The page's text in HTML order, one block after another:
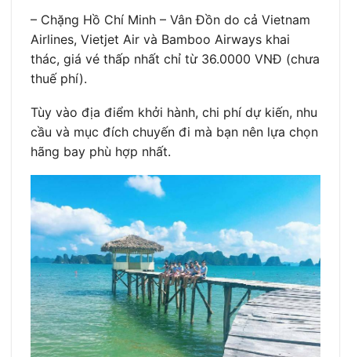
– Chặng Hồ Chí Minh – Vân Đồn do cả Vietnam
Airlines, Vietjet Air và Bamboo Airways khai
thác, giá vé thấp nhất chỉ từ 36.0000 VNĐ (chưa
thuế phí).
Tùy vào địa điểm khởi hành, chi phí dự kiến, nhu
cầu và mục đích chuyến đi mà bạn nên lựa chọn
hãng bay phù hợp nhất.